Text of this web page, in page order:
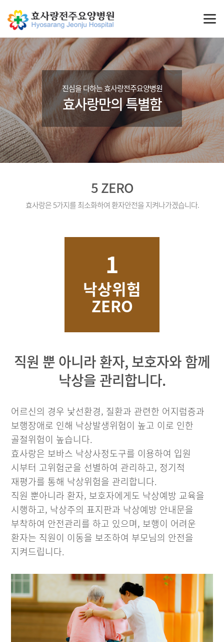
진심을 다하는 효사랑전주요양병원
효사랑만의 특별함
5 ZERO
효사랑은 5가지를 최소화하여 환자안전을 지켜나가겠습니다.
1
낙상위험
ZERO
직원 뿐 아니라 환자, 보호자와 함께
낙상을 관리합니다.
어르신의 경우 낯선환경, 질환과 관련한 어지럼증과
보행장애로 인해 낙상발생위험이 높고 이로 인한
골절위험이 높습니다.
효사랑은 보바스 낙상사정도구를 이용하여 입원
시부터 고위험군을 선별하여 관리하고, 정기적
재평가를 통해 낙상위험을 관리합니다.
직원 뿐아니라 환자, 보호자에게도 낙상예방 교육을
시행하고, 낙상주의 표지판과 낙상예방 안내문을
부착하여 안전관리를 하고 있으며, 보행이 어려운
환자는 직원이 이동을 보조하여 부모님의 안전을
지켜드립니다.